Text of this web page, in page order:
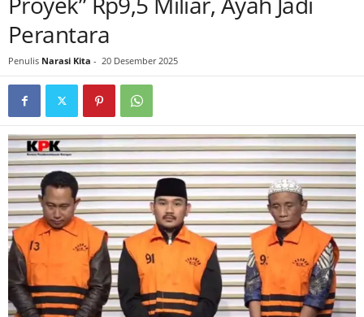
Perantara
Penulis Narasi Kita - 20 Desember 2025